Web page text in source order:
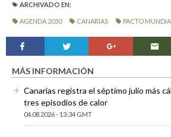
ARCHIVADO EN:
AGENDA 2030 CANARIAS PACTO
MÁS INFORMACIÓN
Canarias registra el séptimo julio más
tres episodios de calor
04.08.2026 - 13:34 GMT